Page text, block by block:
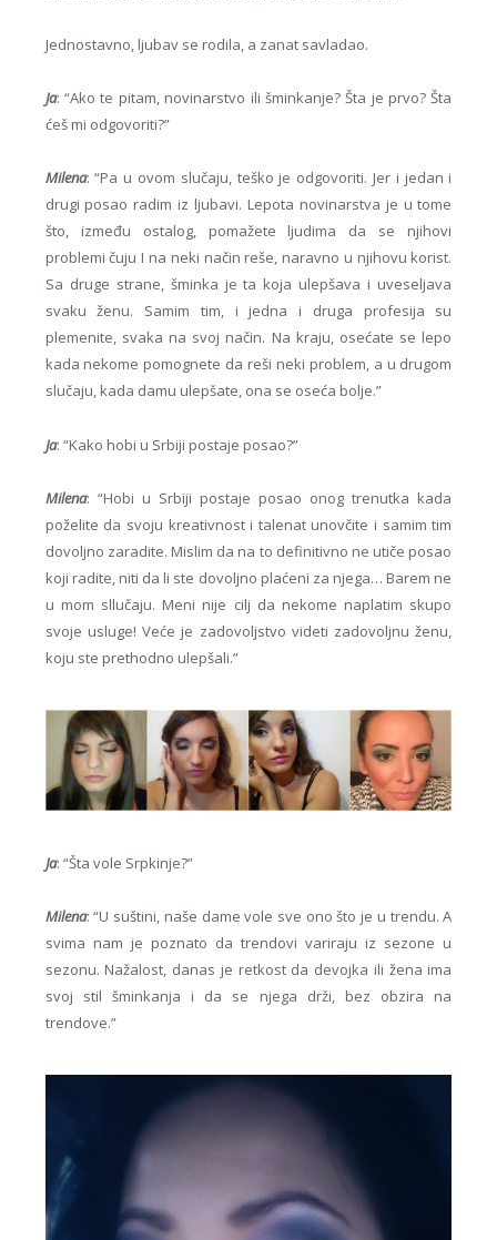
Jednostavno, ljubav se rodila, a zanat savladao.
Ja: “Ako te pitam, novinarstvo ili šminkanje? Šta je prvo? Šta
ćeš mi odgovoriti?”
Milena: “Pa u ovom slučaju, teško je odgovoriti. Jer i jedan i
drugi posao radim iz ljubavi. Lepota novinarstva je u tome
što, između ostalog, pomažete ljudima da se njihovi
problemi čuju I na neki način reše, naravno u njihovu korist.
Sa druge strane, šminka je ta koja ulepšava i uveseljava
svaku ženu. Samim tim, i jedna i druga profesija su
plemenite, svaka na svoj način. Na kraju, osećate se lepo
kada nekome pomognete da reši neki problem, a u drugom
slučaju, kada damu ulepšate, ona se oseća bolje.”
Ja: “Kako hobi u Srbiji postaje posao?”
Milena: “Hobi u Srbiji postaje posao onog trenutka kada
poželite da svoju kreativnost i talenat unovčite i samim tim
dovoljno zaradite. Mislim da na to definitivno ne utiče posao
koji radite, niti da li ste dovoljno plaćeni za njega… Barem ne
u mom sllučaju. Meni nije cilj da nekome naplatim skupo
svoje usluge! Veće je zadovoljstvo videti zadovoljnu ženu,
koju ste prethodno ulepšali.”
Ja: “Šta vole Srpkinje?”
Milena: “U suštini, naše dame vole sve ono što je u trendu. A
svima nam je poznato da trendovi variraju iz sezone u
sezonu. Nažalost, danas je retkost da devojka ili žena ima
svoj stil šminkanja i da se njega drži, bez obzira na
trendove.”